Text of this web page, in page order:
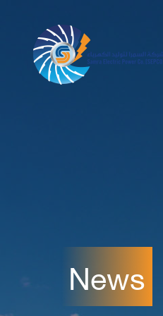
News